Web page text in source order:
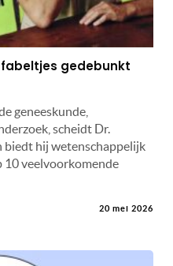
fabeltjes gedebunkt
geneeskunde,
scheidt Dr.
biedt hij wetenschappelijk
veelvoorkomende
20 mei 2026